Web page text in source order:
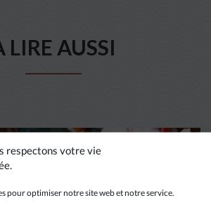
respectons votre vie
pour optimiser notre site web et notre service.
LIRE AUSSI